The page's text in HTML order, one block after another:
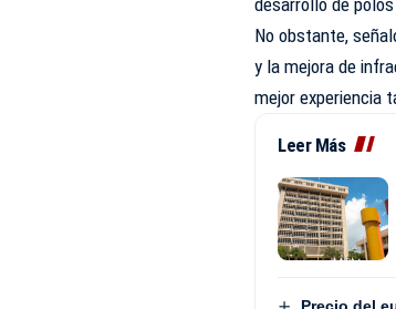
No obstante,
y la mejora de
mejor experiencia
Leer Más
Precio del